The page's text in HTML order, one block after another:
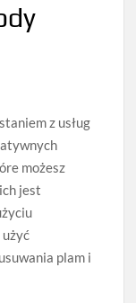
z usług
możesz
jest
plam i